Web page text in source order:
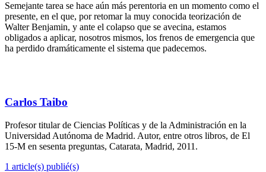
Semejante tarea se hace aún más perentoria en un momento como el
presente, en el que, por retomar la muy conocida teorización de
Walter Benjamin, y ante el colapso que se avecina, estamos
obligados a aplicar, nosotros mismos, los frenos de emergencia que
ha perdido dramáticamente el sistema que padecemos.
Carlos Taibo
Profesor titular de Ciencias Políticas y de la Administración en la
Universidad Autónoma de Madrid. Autor, entre otros libros, de El
15-M en sesenta preguntas, Catarata, Madrid, 2011.
1 article(s) publié(s)